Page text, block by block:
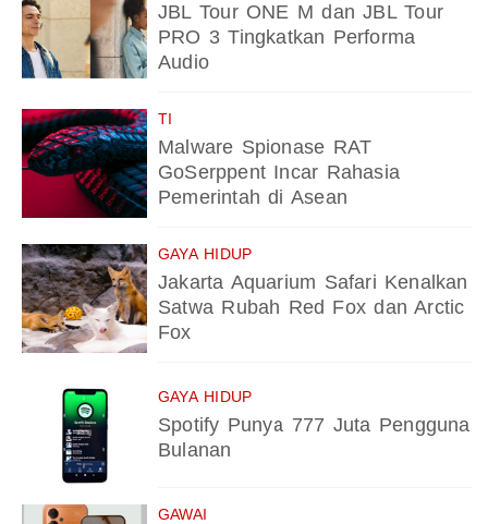
JBL Tour ONE M dan JBL Tour
PRO 3 Tingkatkan Performa
Audio
TI
Malware Spionase RAT
GoSerppent Incar Rahasia
Pemerintah di Asean
GAYA HIDUP
Jakarta Aquarium Safari Kenalkan
Satwa Rubah Red Fox dan Arctic
Fox
GAYA HIDUP
Spotify Punya 777 Juta Pengguna
Bulanan
GAWAI